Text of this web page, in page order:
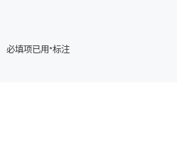
必填项已用*标注